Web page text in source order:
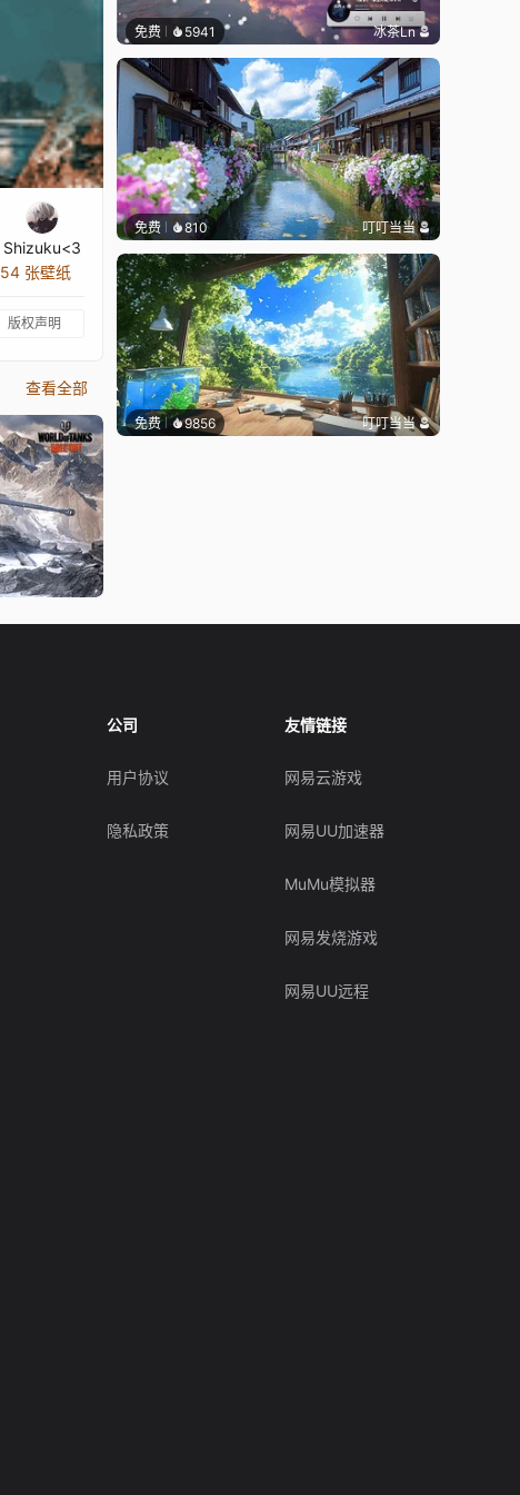
Shizuku<3
54 张壁纸
版权声明
查看全部
免费 5941 冰茶Ln
免费 810 叮叮当当
免费 9856 叮叮当当
公司
用户协议
隐私政策
友情链接
网易云游戏
网易UU加速器
MuMu模拟器
网易发烧游戏
网易UU远程